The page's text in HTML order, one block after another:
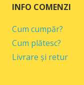
INFO COMENZI
Cum cumpăr?
Cum plătesc?
Livrare și retur